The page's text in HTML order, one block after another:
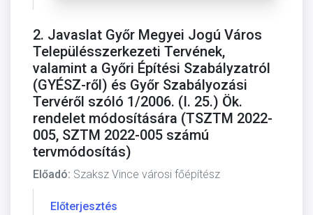
2. Javaslat Győr Megyei Jogú Város
Településszerkezeti Tervének,
valamint a Győri Építési Szabályzatról
(GYÉSZ-ről) és Győr Szabályozási
Tervéről szóló 1/2006. (I. 25.) Ök.
rendelet módosítására (TSZTM 2022-
005, SZTM 2022-005 számú
tervmódosítás)
Előadó: Szaksz Vince városi főépítész
Előterjesztés